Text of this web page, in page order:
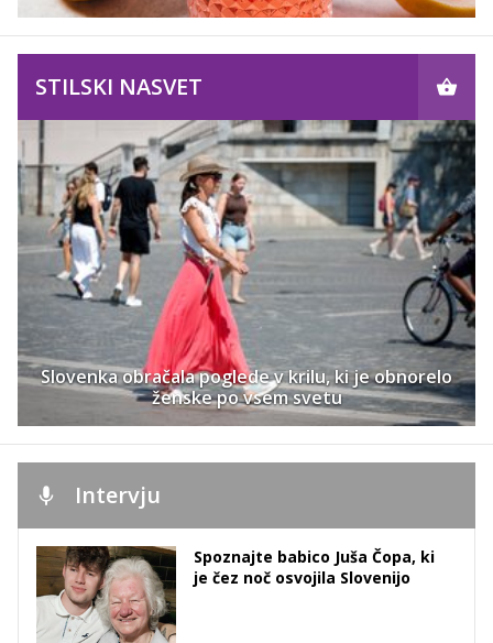
STILSKI NASVET
Slovenka obračala poglede v krilu, ki je obnorelo
ženske po vsem svetu
Intervju
Spoznajte babico Juša Čopa, ki
je čez noč osvojila Slovenijo